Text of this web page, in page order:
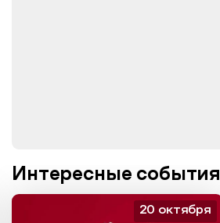
Интересные события
20 октября